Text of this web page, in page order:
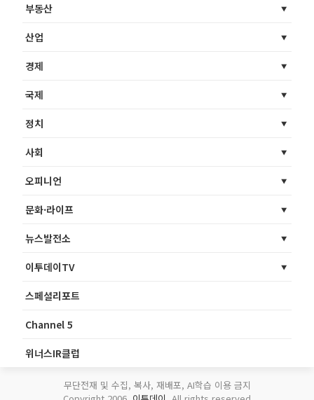
부동산
산업
경제
국제
정치
사회
오피니언
문화·라이프
뉴스발전소
이투데이TV
스페셜리포트
Channel 5
위너스IR클럽
무단전재 및 수집, 복사, 재배포, AI학습 이용 금지